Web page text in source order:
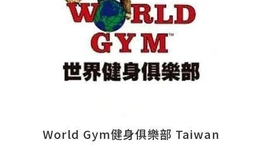
World Gym健身俱樂部 Taiwan